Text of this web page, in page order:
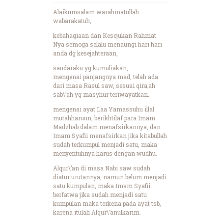
Alaikumsalam warahmatullah
wabarakatuh,
kebahagiaan dan Kesejukan Rahmat
Nya semoga selalu menaungi hari hari
anda dg kesejahteraan,
saudaraku yg kumuliakan,
mengenai panjangnya mad, telah ada
dari masa Rasul saw, sesuai qira;ah
sab\’ah yg masyhur teriwayatkan.
mengenai ayat Laa Yamassuhu illal
mutahharuun, berikhtilaf para Imam
Madzhab dalam menafsirkannya, dan
Imam Syafii menafsirkan jika kitabullah
sudah terkumpul menjadi satu, maka
menyentuhnya harus dengan wudhu.
Alqur\’an di masa Nabi saw sudah
diatur urutannya, namun belum menjadi
satu kumpulan, maka Imam Syafii
berfatwa jika sudah menjadi satu
kumpulan maka terkena pada ayat tsb,
karena itulah Alqur\’anulkarim.